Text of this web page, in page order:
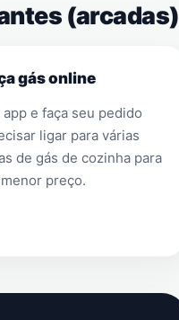
(arcadas)
gás online
app e faça seu pedido
ligar para várias
de gás de cozinha para
preço.